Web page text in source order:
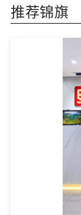
推荐锦旗